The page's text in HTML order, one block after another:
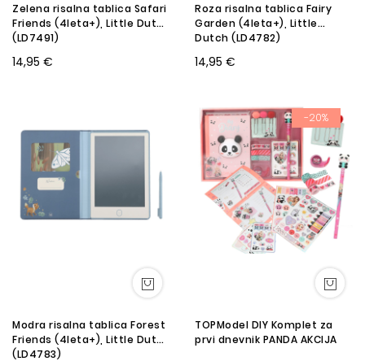
Zelena risalna tablica Safari
Friends (4leta+), Little Dutch
(LD7491)
14,95 €
Roza risalna tablica Fairy
Garden (4leta+), Little
Dutch (LD4782)
14,95 €
Modra risalna tablica Forest
Friends (4leta+), Little Dutch
(LD4783)
-20%
TOPModel DIY Komplet za
prvi dnevnik PANDA AKCIJA